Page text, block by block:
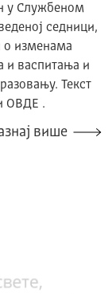
у Службеном
седници,
о изменама
и васпитања и
Текст
ОВДЕ .
више